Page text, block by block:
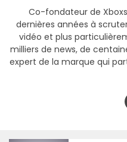
Co-fondateur de
dernières années à
vidéo et plus
milliers de news, de
expert de la marque qui